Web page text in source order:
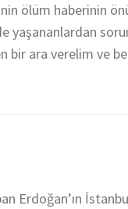
ölüm haberinin
yaşananlardan
bir ara verelim ve
Erdoğan’ın